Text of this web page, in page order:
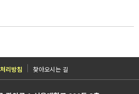
리방침 찾아오시는 길